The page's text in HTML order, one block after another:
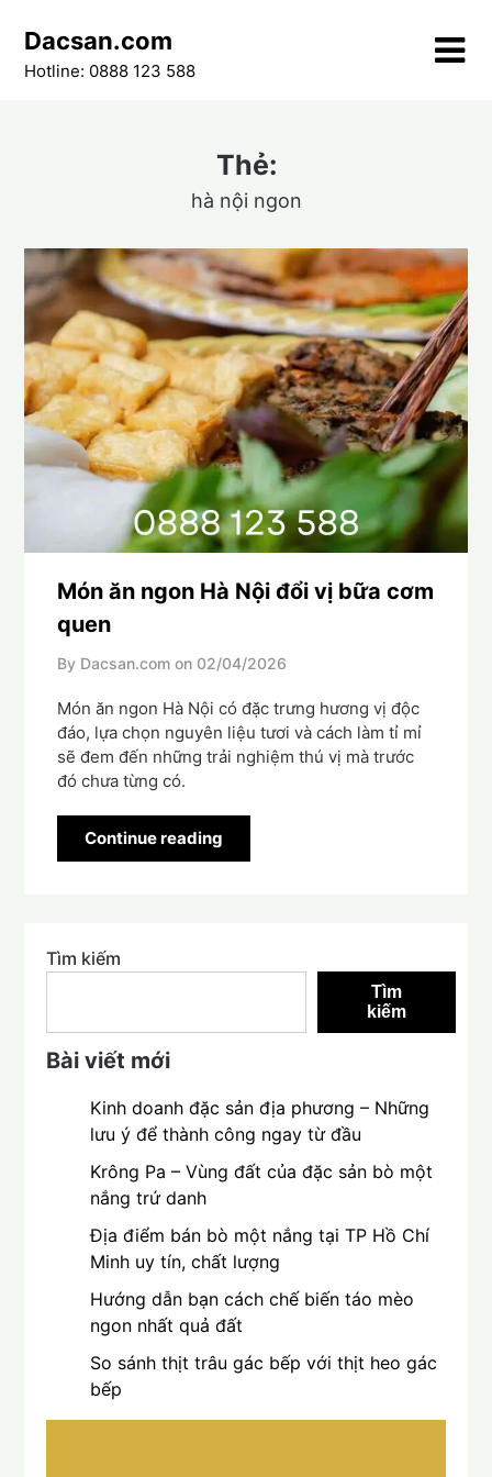
content
Dacsan.com
Hotline: 0888 123 588
Thẻ:
hà nội ngon
Món ăn ngon Hà Nội đổi vị bữa cơm
quen
By Dacsan.com on 02/04/2026
Món ăn ngon Hà Nội có đặc trưng hương vị độc
đáo, lựa chọn nguyên liệu tươi và cách làm tỉ mỉ
sẽ đem đến những trải nghiệm thú vị mà trước
đó chưa từng có.
Continue reading
Tìm kiếm
Tìm
kiếm
Bài viết mới
Kinh doanh đặc sản địa phương – Những
lưu ý để thành công ngay từ đầu
Krông Pa – Vùng đất của đặc sản bò một
nắng trứ danh
Địa điểm bán bò một nắng tại TP Hồ Chí
Minh uy tín, chất lượng
Hướng dẫn bạn cách chế biến táo mèo
ngon nhất quả đất
So sánh thịt trâu gác bếp với thịt heo gác
bếp